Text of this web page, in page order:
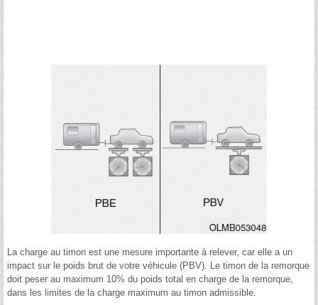
La charge au timon est une mesure importante à relever, car elle a un
impact sur le poids brut de votre véhicule (PBV). Le timon de la remorque
doit peser au maximum 10% du poids total en charge de la remorque,
dans les limites de la charge maximum au timon admissible.